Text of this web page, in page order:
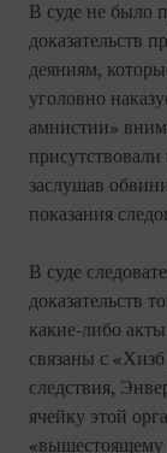
В суде не было
доказательств
деяниям,
уголовно
амнистии»
присутствовали
заслушав
показания
В суде
доказательств
какие-либо
связаны с
следствия,
ячейку этой
«вышестоящему